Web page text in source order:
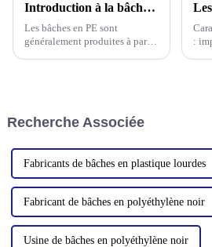
gazon artificiel et d'autres
produits ainsi que des bâches
personnalisées
Introduction à la bâche en polyéthylène
Les bâches en PE sont
généralement produites à partir
transparents.
:
Recherche Associée
Fabricants de bâches en plastique lourdes
Fabricant de bâches en polyéthylène noir
Usine de bâches en polyéthylène noir